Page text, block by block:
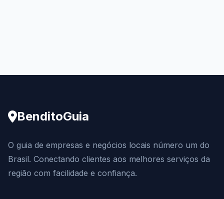
BenditoGuia
O guia de empresas e negócios locais número um do
Brasil. Conectando clientes aos melhores serviços da
região com facilidade e confiança.